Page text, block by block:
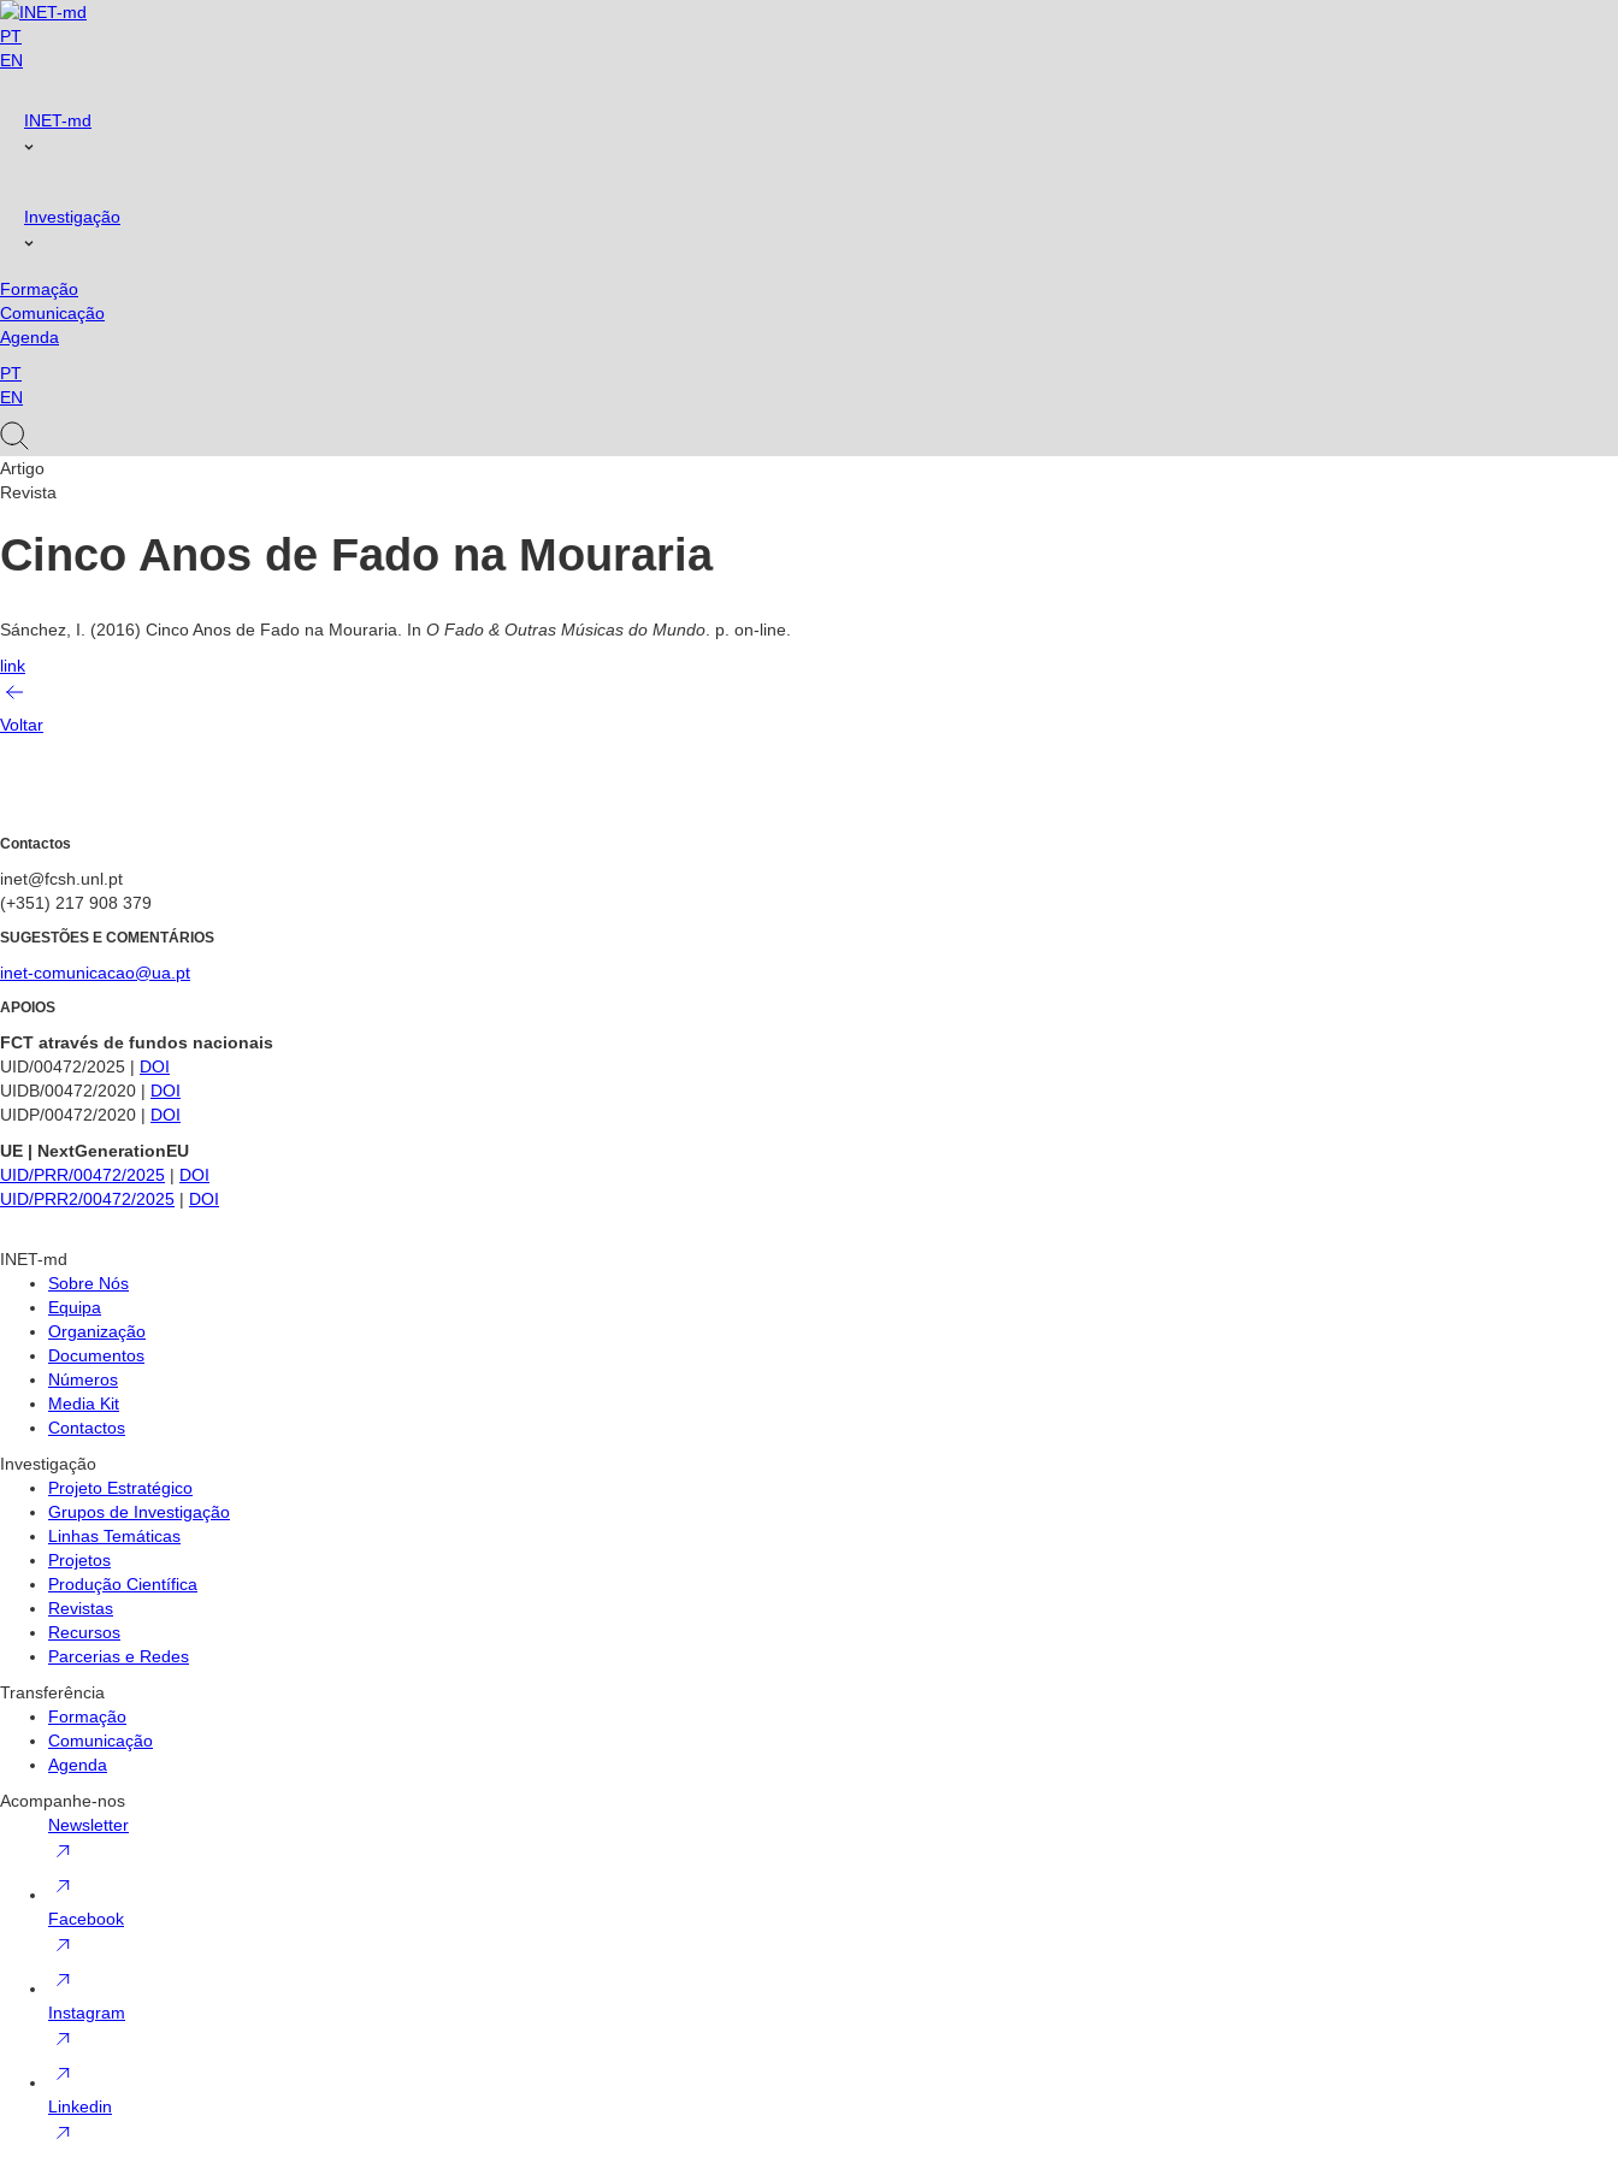
PT
EN
INET-md
Investigação
Formação
Comunicação
Agenda
PT
EN
Artigo
Revista
Cinco Anos de Fado na Mouraria
Sánchez, I. (2016) Cinco Anos de Fado na Mouraria. In O Fado & Outras Músicas do Mundo . p. on-line.
link
Voltar
Contactos
inet@fcsh.unl.pt
(+351) 217 908 379
SUGESTÕES E COMENTÁRIOS
inet-comunicacao@ua.pt
APOIOS
FCT através de fundos nacionais
UID/00472/2025 | DOI
UIDB/00472/2020 | DOI
UIDP/00472/2020 | DOI
UE | NextGenerationEU
UID/PRR/00472/2025 | DOI
UID/PRR2/00472/2025 | DOI
INET-md
Sobre Nós
Equipa
Organização
Documentos
Números
Media Kit
Contactos
Investigação
Projeto Estratégico
Grupos de Investigação
Linhas Temáticas
Projetos
Produção Científica
Revistas
Recursos
Parcerias e Redes
Transferência
Formação
Comunicação
Agenda
Acompanhe-nos
Newsletter
Facebook
Instagram
Linkedin